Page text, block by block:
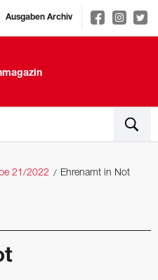
Ausgaben Archiv
21/2022 Ehrenamt in Not